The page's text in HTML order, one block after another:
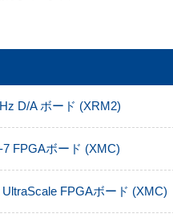
D/A ボード (XRM2)
FPGAボード (XMC)
FPGAボード (XMC)